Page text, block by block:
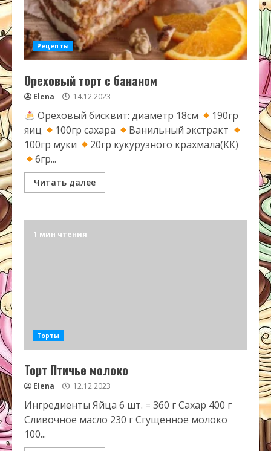
Рецепты
Ореховый торт с бананом
Elena 14.12.2023
Ореховый бисквит: диаметр 18см
190гр
яиц
100гр сахара
Ванильный экстракт
100гр муки
20гр кукурузного крахмала(КК)
6гр...
Читать далее
1 мин чтения
Торты
Торт Птичье молоко
Elena 12.12.2023
Ингредиенты Яйца 6 шт. = 360 г Сахар 400 г
Сливочное масло 230 г Сгущенное молоко
100...